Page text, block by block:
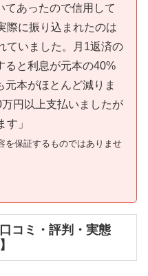
てあったので信用して
際に振り込まれたのは
ていました。月1返済の
ると利息が元本の40%
元本がほとんど減りま
円以上支払いましたが
」
を保証するものではありませ
コミ・評判・実態